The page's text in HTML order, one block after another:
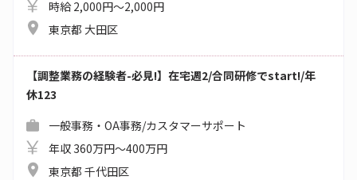
時給 2,000円～2,000円
東京都 大田区
【調整業務の経験者-必見!】在宅週2/合同研修でstart!/年
休123
一般事務・OA事務/カスタマーサポート
年収 360万円～400万円
東京都 千代田区